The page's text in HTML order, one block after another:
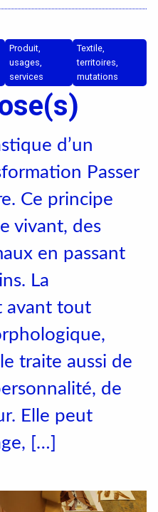
Supérieur
Produit,
usages,
services
Textile,
territoires,
mutations
d’un
Passer
Ce principe
vivant, des
en passant
La
avant tout
traite aussi de
de
Elle peut
[…]